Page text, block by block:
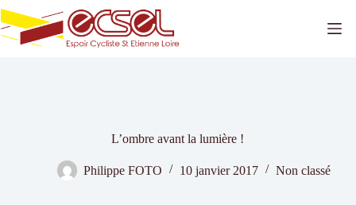
Passer
au
contenu
L’ombre avant la lumière !
Philippe FOTO 10 janvier 2017 Non classé